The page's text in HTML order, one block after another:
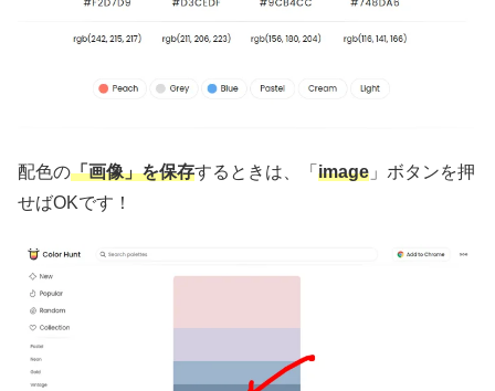
配色の「画像」を保存するときは、「 image 」ボタンを押
せばOKです！